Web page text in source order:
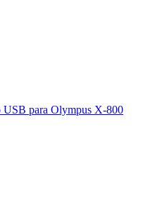
USB para Olympus X-800